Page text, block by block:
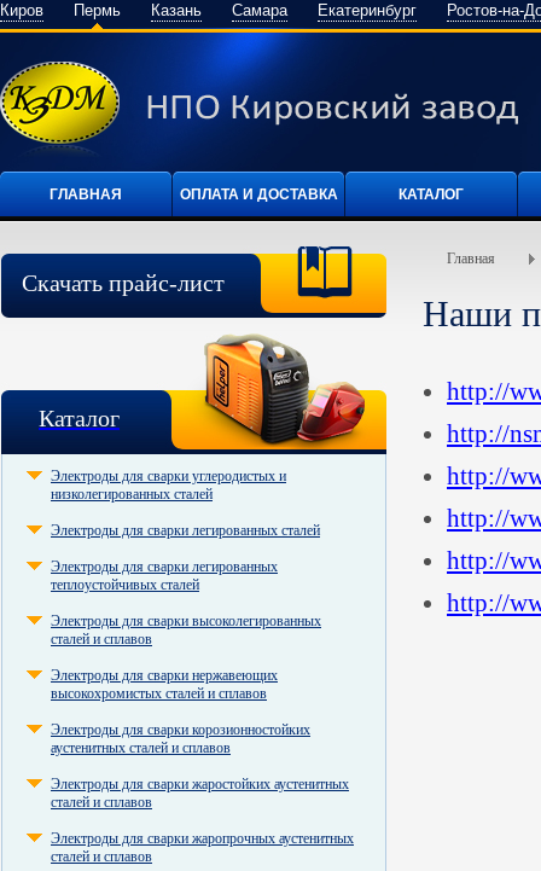
Киров Пермь Казань Самара Екатеринбург Ростов-на-
ГЛАВНАЯ ОПЛАТА И ДОСТАВКА КАТАЛОГ
Скачать прайс-лист
Каталог
Электроды для сварки углеродистых и
низколегированных сталей
Электроды для сварки легированных сталей
Электроды для сварки легированных
теплоустойчивых сталей
Электроды для сварки высоколегированных
сталей и сплавов
Электроды для сварки нержавеющих
высокохромистых сталей и сплавов
Электроды для сварки корозионностойких
аустенитных сталей и сплавов
Электроды для сварки жаростойких аустенитных
сталей и сплавов
Электроды для сварки жаропрочных аустенитных
сталей и сплавов
Главная
Наши
http://
http://
http://
http://
http://
http://